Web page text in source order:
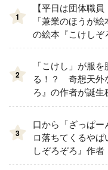
1
【平日は団体職
「兼業のほうが
の絵本『こけしぞ
もえさんが明か
2
「こけし」が服
る！？ 奇想天外
ろ』の作者が誕生
3
口から「ざっぱ
ロ落ちてくるや
しぞろぞろ』作
タビュー